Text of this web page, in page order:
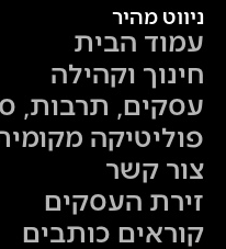
ניווט מהיר
עמוד הבית
חינוך וקהילה
עסקים, תרבות,
פוליטיקה
צור קשר
זירת העסקים
קוראים כותבים